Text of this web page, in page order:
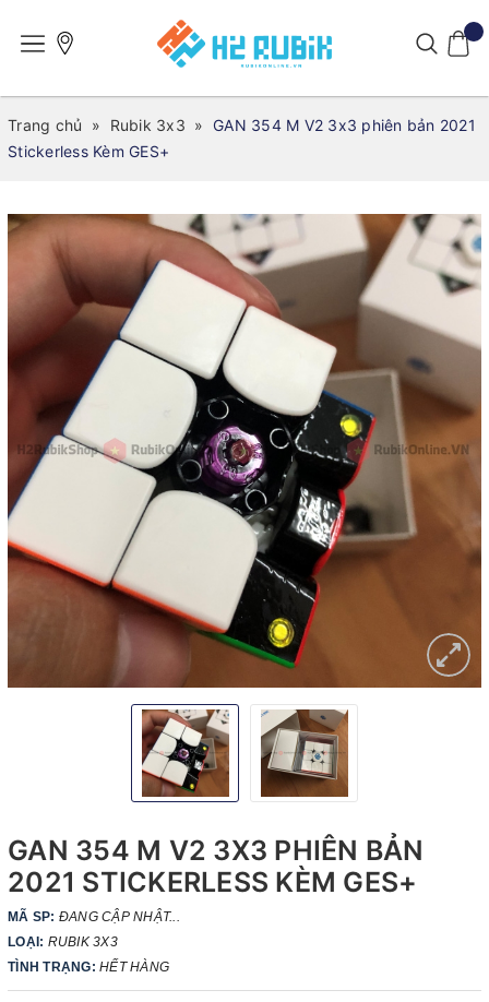
Trang chủ » Rubik 3x3 »
GAN 354 M V2 3x3 phiên bản 2021
Stickerless Kèm GES+
GAN 354 M V2 3X3 PHIÊN BẢN
2021 STICKERLESS KÈM GES+
MÃ SP: ĐANG CẬP NHẬT...
LOẠI: RUBIK 3X3
TÌNH TRẠNG: HẾT HÀNG